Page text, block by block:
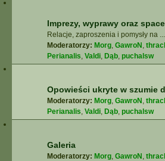
Imprezy, wyprawy oraz
Relacje, zaproszenia i pomysły na ...
Moderatorzy: Morg, GawroN ,
Perianalis, Valdi, Dąb, puchalsw
Opowieści ukryte w szumie
Moderatorzy: Morg, GawroN ,
Perianalis, Valdi, Dąb, puchalsw
Galeria
Moderatorzy: Morg, GawroN ,